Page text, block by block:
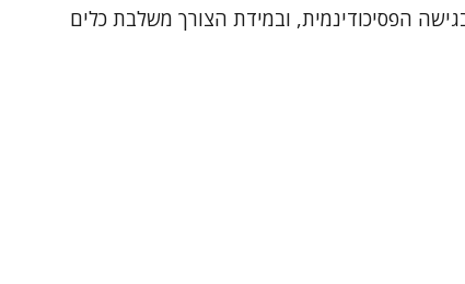
מטפלת במבוגרים (18+) ובבני הגיל השלישי. מטפלת בגישה הפסיכודינמית, ובמידת הצורך משלבת כלים